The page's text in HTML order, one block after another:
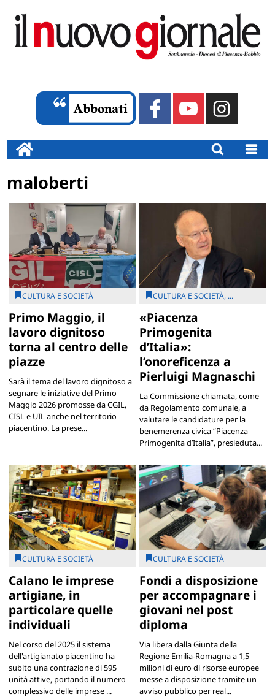
maloberti
CULTURA E SOCIETÀ
Primo Maggio, il
lavoro dignitoso
torna al centro delle
piazze
Sarà il tema del lavoro dignitoso a
segnare le iniziative del Primo
Maggio 2026 promosse da CGIL,
CISL e UIL anche nel territorio
piacentino. La prese...
CULTURA E SOCIETÀ, ...
«Piacenza
Primogenita
d’Italia»:
l’onoreficenza a
Pierluigi Magnaschi
La Commissione chiamata, come
da Regolamento comunale, a
valutare le candidature per la
benemerenza civica “Piacenza
Primogenita d’Italia”, presieduta...
CULTURA E SOCIETÀ
Calano le imprese
artigiane, in
particolare quelle
individuali
Nel corso del 2025 il sistema
dell'artigianato piacentino ha
subito una contrazione di 595
unità attive, portando il numero
complessivo delle imprese ...
CULTURA E SOCIETÀ
Fondi a disposizione
per accompagnare i
giovani nel post
diploma
Via libera dalla Giunta della
Regione Emilia-Romagna a 1,5
milioni di euro di risorse europee
messe a disposizione tramite un
avviso pubblico per real...